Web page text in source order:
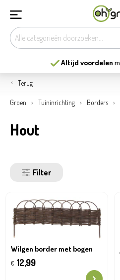
Altijd voordelen
Terug
Groen Tuininrichting Borders
Hout
Filter
Wilgen border met bogen
€ 12,99